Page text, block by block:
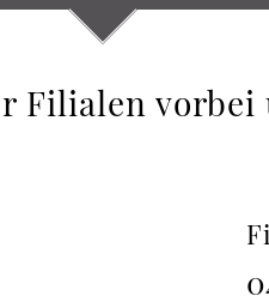
Filialen